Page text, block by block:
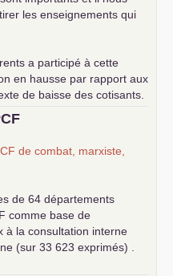
les enseignements qui
a participé à cette
en hausse par rapport aux
de baisse des cotisants.
de combat, marxiste,
de 64 départements
comme base de
à la consultation interne
(sur 33 623 exprimés) .